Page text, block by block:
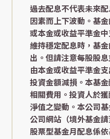
過去配息不代表未來
因素而上下波動。基
或本金或收益平準金
維持穩定配息時，基
出。但請注意每股股
由本金或收益平準金
投資金額減損。本基
相關費用。投資人於
淨值之變動。本公司
公司網站（境外基金
股票型基金月配息係